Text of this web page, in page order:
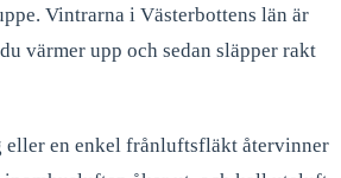
Vintrarna i Västerbottens län är
värmer upp och sedan släpper rakt
eller en enkel frånluftsfläkt återvinner